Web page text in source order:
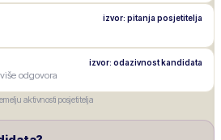
izvor: pitanja posjetitelja
izvor: odazivnost kandidata
odgovora
aktivnosti posjetitelja